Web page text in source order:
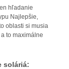
hľadanie
Najlepšie,
oblasti si musia
a to maximálne
soláriá: